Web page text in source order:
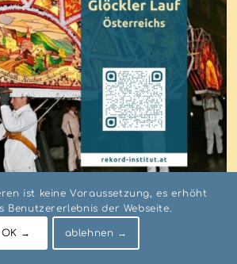
ist keine Voraussetzung, es erhöht
Benutzererlebnis der Webseite.
OK → ablehnen →